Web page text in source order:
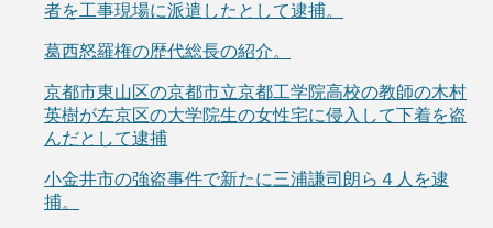
者を工事現場に派遣したとして逮捕。
葛西怒羅権の歴代総長の紹介。
京都市東山区の京都市立京都工学院高校の教師の木村
英樹が左京区の大学院生の女性宅に侵入して下着を盗
んだとして逮捕
小金井市の強盗事件で新たに三浦謙司朗ら４人を逮
捕。